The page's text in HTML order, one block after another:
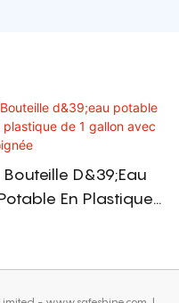
Bouteille D&39;eau
En Plastique